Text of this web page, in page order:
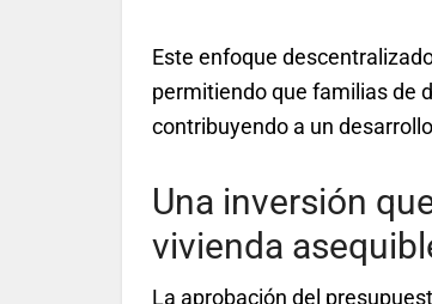
Este enfoque
permitiendo que familias de
contribuyendo a un
Una inversión
vivienda
La aprobación del